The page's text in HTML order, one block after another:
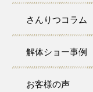
さんりつコラム
解体ショー事例
お客様の声
V社様 社内イベント
先日V社様、社内イベ